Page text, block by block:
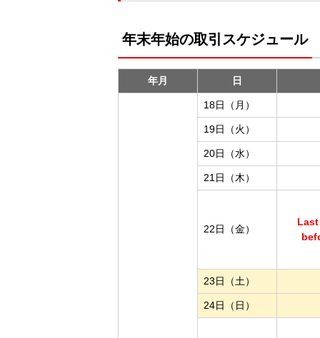
年末年始の取引スケジュール
年月 日
18日（月）
19日（火）
20日（水）
21日（木）
22日（金）
23日（土）
24日（日）